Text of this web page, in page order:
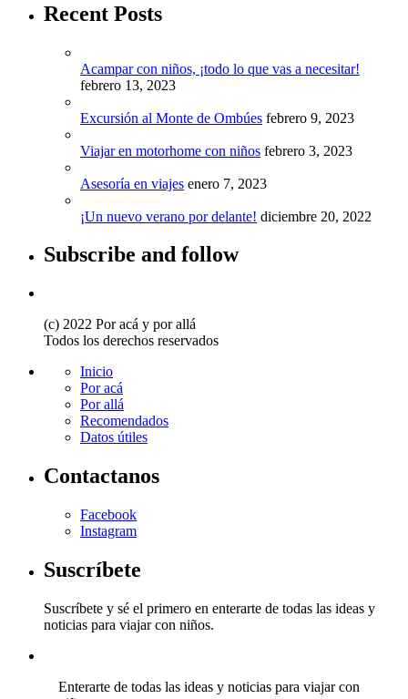
Recent Posts
Acampar con niños, ¡todo lo que vas a necesitar!
febrero 13, 2023
Excursión al Monte de Ombúes febrero 9, 2023
Viajar en motorhome con niños febrero 3, 2023
Asesoría en viajes enero 7, 2023
¡Un nuevo verano por delante! diciembre 20, 2022
Subscribe and follow
(c) 2022 Por acá y por allá
Todos los derechos reservados
Inicio
Por acá
Por allá
Recomendados
Datos útiles
Contactanos
Facebook
Instagram
Suscríbete
Suscríbete y sé el primero en enterarte de todas las ideas y
noticias para viajar con niños.
Enterarte de todas las ideas y noticias para viajar con